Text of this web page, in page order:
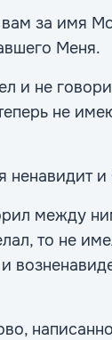
за имя
Меня.
и не
не
и
между
то не